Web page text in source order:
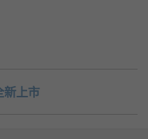
上市